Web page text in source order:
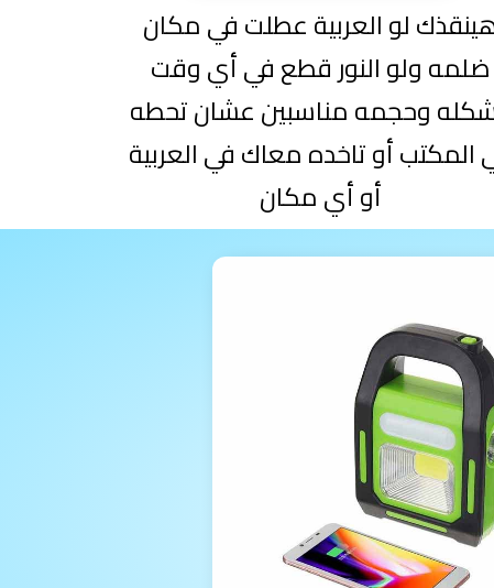
لو العربية عطلت في مكان
ضلمه ولو النور قطع في أي وقت
وحجمه مناسبين عشان تحطه
المكتب أو تاخده معاك في العربية
أو أي مكان